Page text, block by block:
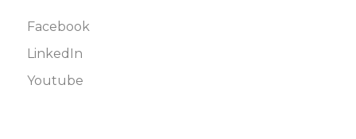
Facebook
LinkedIn
Youtube